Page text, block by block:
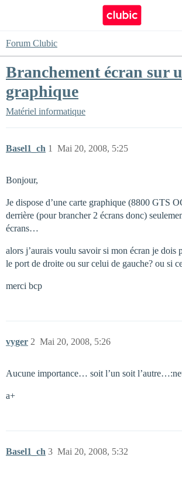
Forum Clubic
Branchement écran sur
graphique
Matériel informatique
Basel1_ch Mai 20, 2008, 5:25
1
Bonjour,
Je dispose d’une carte graphique (8800 GTS
derrière (pour brancher 2 écrans donc)
écrans…
alors j’aurais voulu savoir si mon écran je dois
le port de droite ou sur celui de gauche? ou si
merci bcp
vyger Mai 20, 2008, 5:26
2
Aucune importance… soit l’un soit
a+
Basel1_ch Mai 20, 2008, 5:32
3